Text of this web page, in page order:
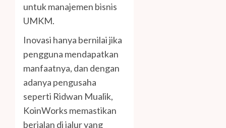
untuk manajemen bisnis
UMKM.
Inovasi hanya bernilai jika
pengguna mendapatkan
manfaatnya, dan dengan
adanya pengusaha
seperti Ridwan Mualik,
KoinWorks memastikan
berjalan di jalur yang